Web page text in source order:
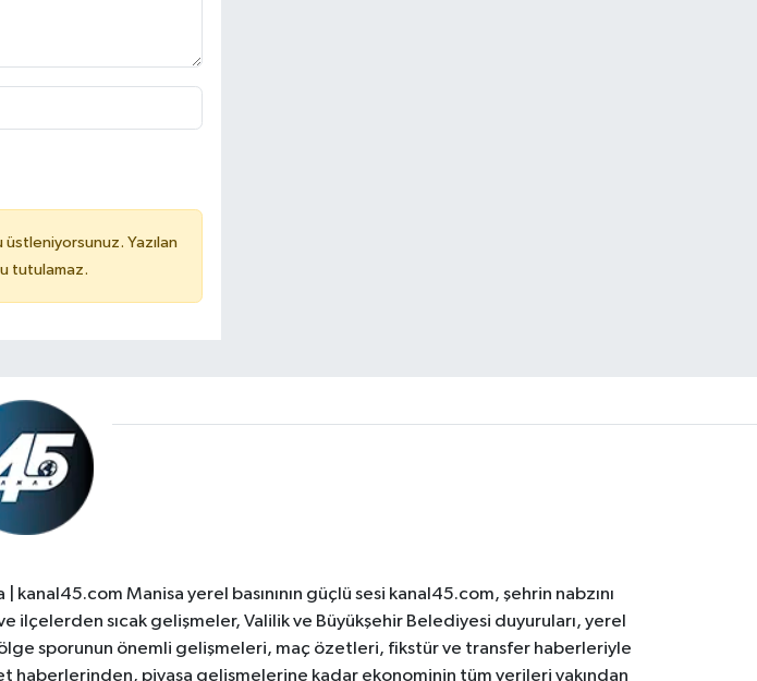
Yazılan
tutulamaz.
kanal45.com Manisa yerel basınının güçlü sesi kanal45.com, şehrin nabzını
ilçelerden sıcak gelişmeler, Valilik ve Büyükşehir Belediyesi duyuruları, yerel
sporunun önemli gelişmeleri, maç özetleri, fikstür ve transfer haberleriyle
haberlerinden, piyasa gelişmelerine kadar ekonominin tüm verileri yakından